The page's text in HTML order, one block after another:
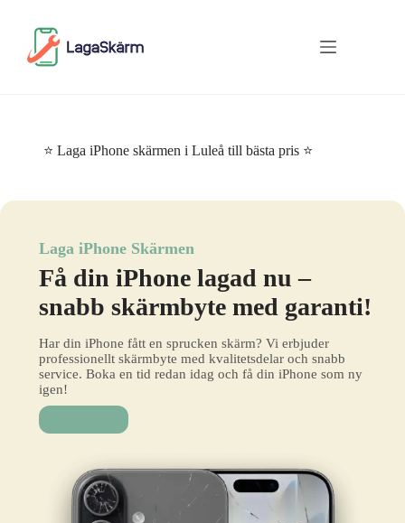
⭐ Laga iPhone skärmen i Luleå till bästa pris ⭐
Laga iPhone Skärmen
Få din iPhone lagad nu –
snabb skärmbyte med garanti!
Har din iPhone fått en sprucken skärm? Vi erbjuder
professionellt skärmbyte med kvalitetsdelar och snabb
service. Boka en tid redan idag och få din iPhone som ny
igen!